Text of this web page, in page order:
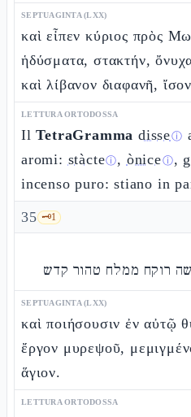
SEPTUAGINTA (LXX)
καὶ εἶπεν κύριος πρὸς
ἡδύσματα, στακτήν,
καὶ λίβανον διαφανῆ,
LETTURA ORTODOSSA
IlTetraGramma disseⓘ
aromi: stàcteⓘ, òniceⓘ,
incenso puro: stiano in
35 🗝️1
רוקח ממלח טהור קדש
SEPTUAGINTA (LXX)
καὶ ποιήσουσιν ἐν αὐτῷ
ἔργον μυρεψοῦ,
ἅγιον.
LETTURA ORTODOSSA